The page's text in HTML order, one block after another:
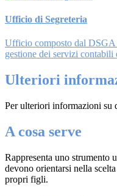
Ufficio di Segreteria
Ufficio composto dal DSGA
gestione dei servizi
Ulteriori
Per ulteriori informazioni su
A cosa serve
Rappresenta uno strumento
devono orientarsi nella
propri figli.